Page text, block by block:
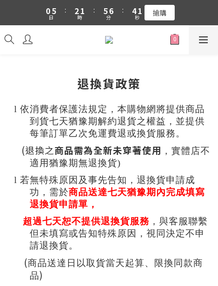
吉伊卡哇 新品上市88折+滿件贈零錢包(隨機)
05
4
日
:
2
1
1
0
時
:
5
4
2
6
5
3
分
:
4
3
0
秒 搶購
吉伊卡哇 新品上市88折+滿件贈零錢包(隨機)
退換貨政策
l 依消費者保護法規定，本購物網將提供商品
到貨七天猶豫期解約退貨之權益 ，並提供
每筆訂單乙次免運費退或換貨服務。
(退換之商品需為全新未穿著使用 ，實體店不
適用猶豫期無退換貨)
l 若無特殊原因及事先告知，退換貨申請成
功，需於商品送達七天猶豫期內完成填寫
退換貨申請單，
超過七天恕不提供退換貨服務 ，與客服聯繫
但未填寫或告知特殊原因，視同決定不申
請退換貨。
(商品送達日以取貨當天起算、限換同款商
品)